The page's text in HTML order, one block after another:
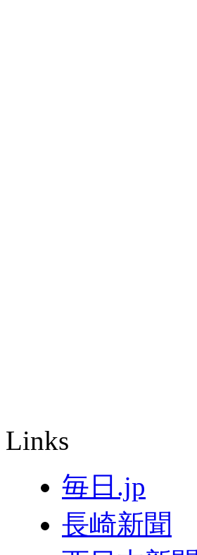
Links
毎日.jp
長崎新聞